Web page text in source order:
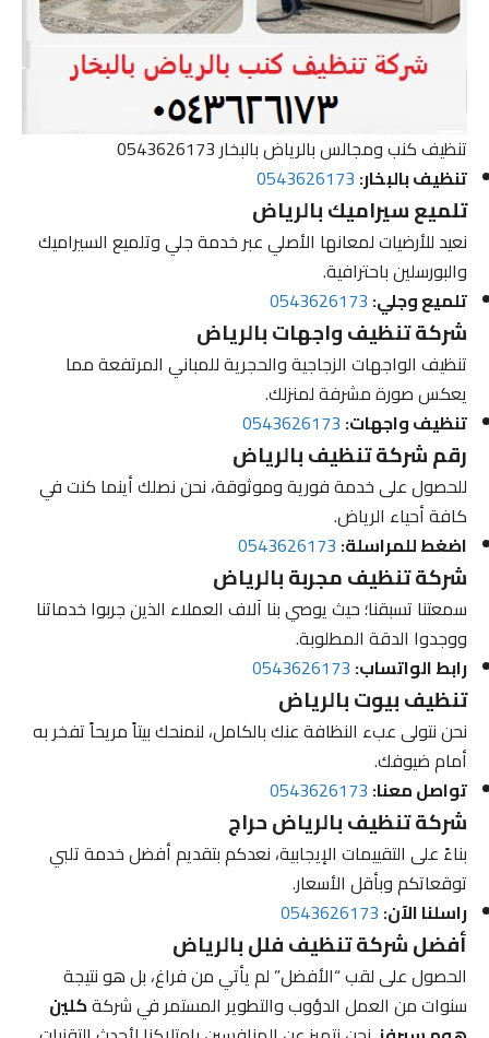
تنظيف كنب ومجالس بالرياض بالبخار 0543626173
تنظيف بالبخار:0543626173
تلميع سيراميك بالرياض
نعيد للأرضيات لمعانها الأصلي عبر خدمة جلي وتلميع السيراميك
والبورسلين باحترافية.
تلميع وجلي:0543626173
شركة تنظيف واجهات بالرياض
تنظيف الواجهات الزجاجية والحجرية للمباني المرتفعة مما
يعكس صورة مشرفة لمنزلك.
تنظيف واجهات:0543626173
رقم شركة تنظيف بالرياض
للحصول على خدمة فورية وموثوقة، نحن نصلك أينما كنت في
كافة أحياء الرياض.
اضغط للمراسلة:0543626173
شركة تنظيف مجربة بالرياض
سمعتنا تسبقنا؛ حيث يوصي بنا آلاف العملاء الذين جربوا خدماتنا
ووجدوا الدقة المطلوبة.
رابط الواتساب:0543626173
تنظيف بيوت بالرياض
نحن نتولى عبء النظافة عنك بالكامل، لنمنحك بيتاً مريحاً تفخر به
أمام ضيوفك.
تواصل معنا:0543626173
شركة تنظيف بالرياض حراج
بناءً على التقييمات الإيجابية، نعدكم بتقديم أفضل خدمة تلبي
توقعاتكم وبأقل الأسعار.
راسلنا الآن:0543626173
أفضل شركة تنظيف فلل بالرياض
الحصول على لقب “الأفضل” لم يأتي من فراغ، بل هو نتيجة
سنوات من العمل الدؤوب والتطوير المستمر في شركةكلين